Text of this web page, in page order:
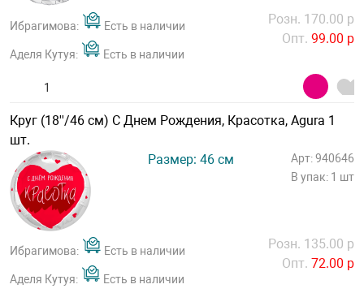
Ибрагимова: Есть в наличии
Аделя Кутуя: Есть в наличии
Розн. 170.00 р
Опт. 99.00 р
Круг (18''/46 см) С Днем Рождения, Красотка, Agura 1
шт.
Размер: 46 см
Арт: 940646
В упак: 1 шт
Ибрагимова: Есть в наличии
Аделя Кутуя: Есть в наличии
Розн. 135.00 р
Опт. 72.00 р